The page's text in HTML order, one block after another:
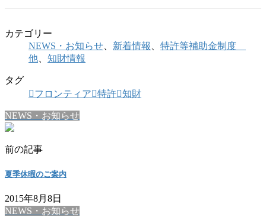
カテゴリー
NEWS・お知らせ
新着情報
特許等補助金制度
他
知財情報
タグ
フロンティア
特許 知財
NEWS・お知らせ
前の記事
夏季休暇のご案内
2015年8月8日
NEWS・お知らせ